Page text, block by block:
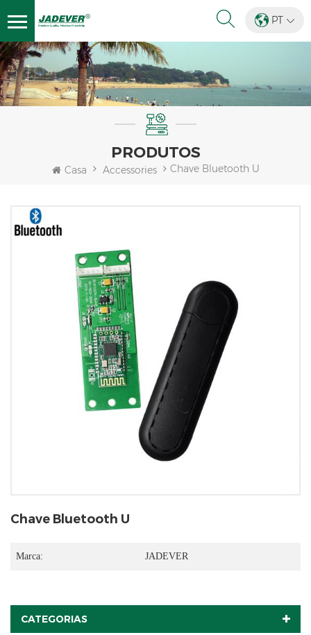
PT
PRODUTOS
Casa Accessories Chave Bluetooth U
Chave Bluetooth U
Marca: JADEVER
CATEGORIAS